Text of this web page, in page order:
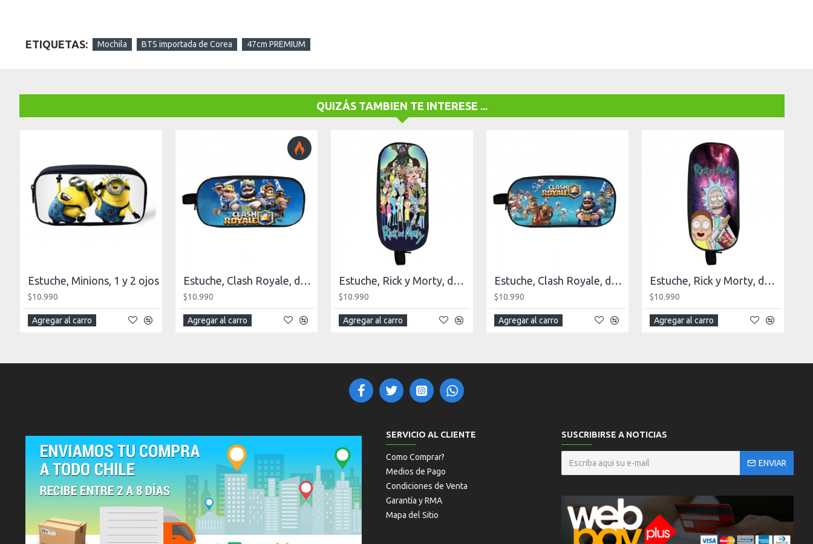
ETIQUETAS: Mochila BTS importada de Corea 47cm PREMIUM
QUIZÁS TAMBIEN TE INTERESE ...
Estuche, Minions, 1 y 2 ojos
$10.990
Agregar al carro
Estuche, Clash Royale, doble capacidad
$10.990
Agregar al carro
Estuche, Rick y Morty, doble capacidad
$10.990
Agregar al carro
Estuche, Clash Royale, doble capacidad
$10.990
Agregar al carro
Estuche, Rick y Morty, doble capacidad
$10.990
Agregar al carro
SERVICIO AL CLIENTE
Como Comprar?
Medios de Pago
Condiciones de Venta
Garantía y RMA
Mapa del Sitio
SUSCRIBIRSE A NOTICIAS
ENVIAR